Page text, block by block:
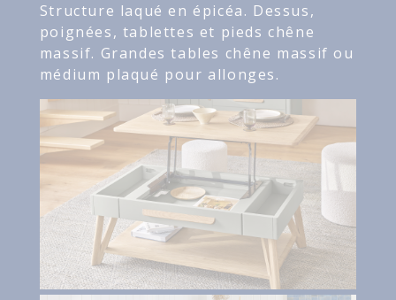
Structure laqué en épicéa. Dessus,
poignées, tablettes et pieds chêne
massif. Grandes tables chêne massif ou
médium plaqué pour allonges.